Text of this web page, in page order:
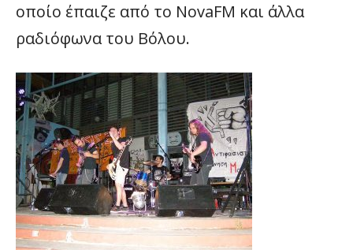
οποίο έπαιζε από το NovaFM και άλλα
ραδιόφωνα του Βόλου.